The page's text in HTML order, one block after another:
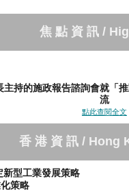
焦 點 資 訊 /
持的施政報告諮詢會就「
流
點此查閱全文
香 港 資 訊 / Hong
倡速制定新型
：新型